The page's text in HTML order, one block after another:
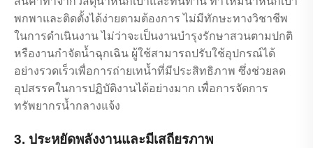
พกพาและติดตั้งได้ง่ายตามต้องการ ไม่มีทักษะทางวิชาชีพ
ในการดำเนินงาน ไม่ว่าจะเป็นงานบำรุงรักษาสวนตามปกติ
หรืองานกำจัดน้ำฉุกเฉิน ผู้ใช้สามารถปรับใช้อุปกรณ์ได้
อย่างรวดเร็วเพื่อการถ่ายเทน้ำที่มีประสิทธิภาพ ซึ่งช่วยลด
อุปสรรคในการปฏิบัติงานได้อย่างมาก เพื่อการจัดการ
ทรัพยากรน้ำกลางแจ้ง
3. ประหยัดพลังงานและมีเสถียรภาพ